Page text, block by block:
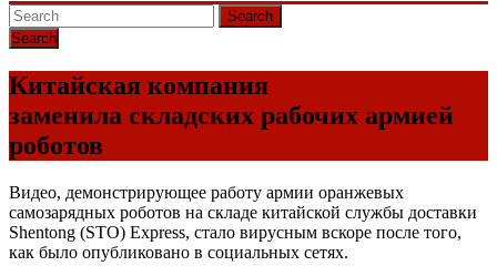
Search
Китайская компания
заменила складских рабочих армией
роботов
Видео, демонстрирующее работу армии оранжевых
самозарядных роботов на складе китайской службы доставки
Shentong (STO) Express, стало вирусным вскоре после того,
как было опубликовано в социальных сетях.